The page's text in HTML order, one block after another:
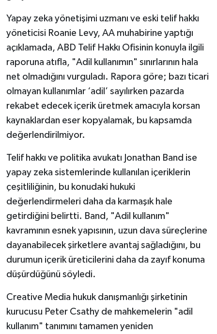
Yapay zeka yönetişimi uzmanı ve eski telif hakkı
yöneticisi Roanie Levy, AA muhabirine yaptığı
açıklamada, ABD Telif Hakkı Ofisinin konuyla ilgili
raporuna atıfla, "Adil kullanımın" sınırlarının hala
net olmadığını vurguladı. Rapora göre; bazı ticari
olmayan kullanımlar ‘adil’ sayılırken pazarda
rekabet edecek içerik üretmek amacıyla korsan
kaynaklardan eser kopyalamak, bu kapsamda
değerlendirilmiyor.
Telif hakkı ve politika avukatı Jonathan Band ise
yapay zeka sistemlerinde kullanılan içeriklerin
çeşitliliğinin, bu konudaki hukuki
değerlendirmeleri daha da karmaşık hale
getirdiğini belirtti. Band, "Adil kullanım"
kavramının esnek yapısının, uzun dava süreçlerine
dayanabilecek şirketlere avantaj sağladığını, bu
durumun içerik üreticilerini daha da zayıf konuma
düşürdüğünü söyledi.
Creative Media hukuk danışmanlığı şirketinin
kurucusu Peter Csathy de mahkemelerin "adil
kullanım" tanımını tamamen yeniden